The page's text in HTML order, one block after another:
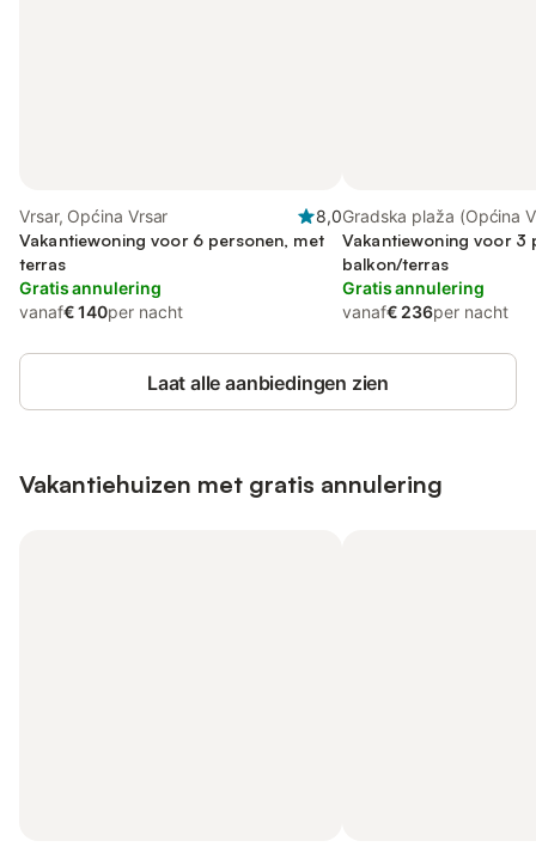
Vrsar, Općina Vrsar
8,0
Vakantiewoning voor 6 personen, met
terras
Gratis annulering
vanaf€ 140per nacht
Gradska plaža (Općina
Općina Vrsar
Vakantiewoning voor 3
balkon/terras
Gratis annulering
vanaf€ 236per nacht
Laat alle aanbiedingen zien
Vakantiehuizen met gratis annulering